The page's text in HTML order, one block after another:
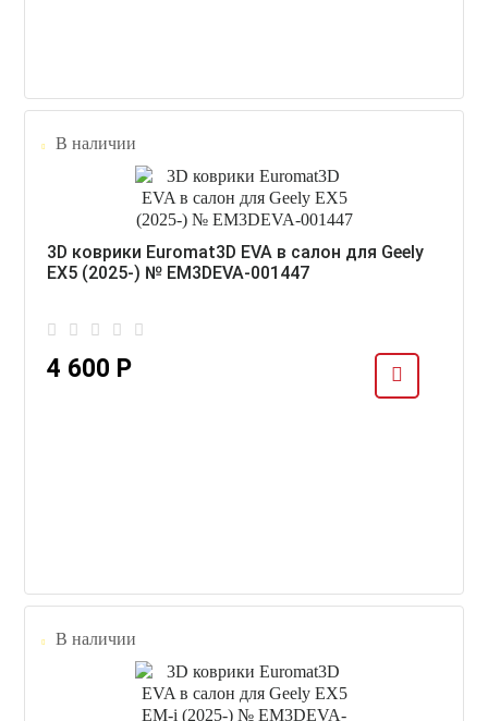
В наличии
3D коврики Euromat3D EVA в салон для Geely
EX5 (2025-) № EM3DEVA-001447
4 600 Р
В наличии